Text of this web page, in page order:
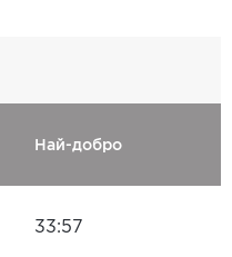
Най-добро
33:57